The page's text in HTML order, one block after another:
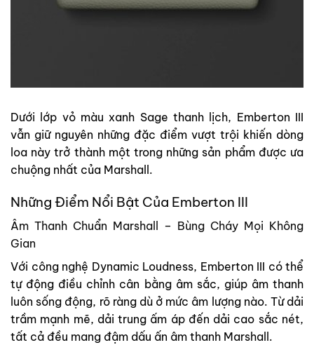
Dưới lớp vỏ màu xanh Sage thanh lịch, Emberton III
vẫn giữ nguyên những đặc điểm vượt trội khiến dòng
loa này trở thành một trong những sản phẩm được ưa
chuộng nhất của Marshall.
Những Điểm Nổi Bật Của Emberton III
Âm Thanh Chuẩn Marshall – Bùng Cháy Mọi Không
Gian
Với công nghệ Dynamic Loudness, Emberton III có thể
tự động điều chỉnh cân bằng âm sắc, giúp âm thanh
luôn sống động, rõ ràng dù ở mức âm lượng nào. Từ dải
trầm mạnh mẽ, dải trung ấm áp đến dải cao sắc nét,
tất cả đều mang đậm dấu ấn âm thanh Marshall.